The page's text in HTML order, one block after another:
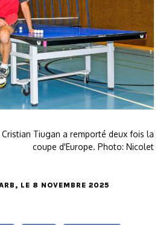
Tiugan a remporté deux fois la
coupe d'Europe. Photo: Nicolet
, LE 8 NOVEMBRE 2025